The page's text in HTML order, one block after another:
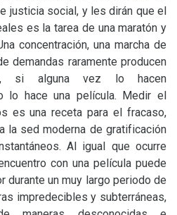
justicia social, y les dirán que el
es la tarea de una maratón y
concentración, una marcha de
demandas raramente producen
si alguna vez lo hacen
lo hace una película. Medir el
es una receta para el fracaso,
la sed moderna de gratificación
Al igual que ocurre
con una película puede
durante un muy largo periodo de
impredecibles y subterráneas,